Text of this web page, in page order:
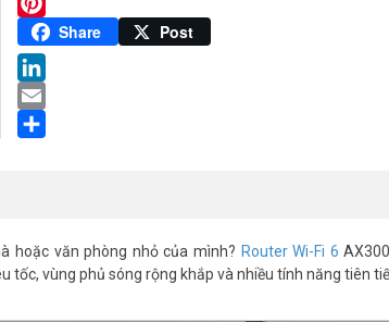
Pinterest
Share Post
LinkedIn
Email
hoặc văn phòng nhỏ của mình? Router Wi-Fi 6
vùng phủ sóng rộng khắp và nhiều tính năng tiên